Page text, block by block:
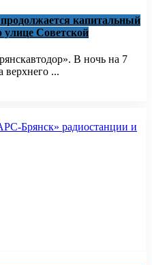
капитальный
улице Советской
В ночь на 7
верхнего ...